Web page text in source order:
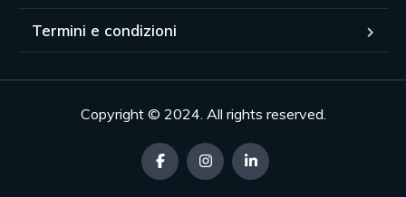
Termini e condizioni
Copyright © 2024. All rights reserved.